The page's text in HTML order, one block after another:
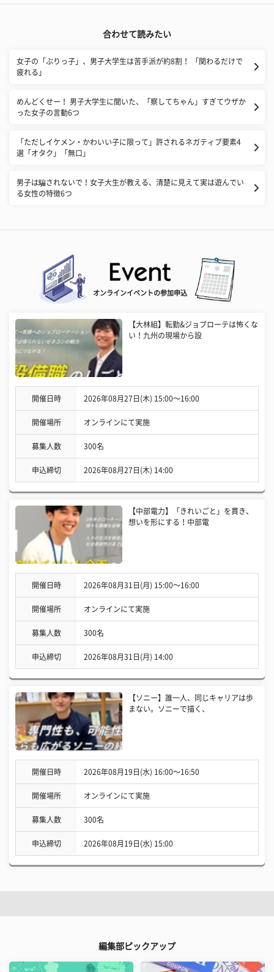
合わせて読みたい
女子の「ぶりっ子」、男子大学生は苦手派が約8割！ 「関わるだけで
疲れる」
めんどくせー！ 男子大学生に聞いた、「察してちゃん」すぎてウザか
った女子の言動6つ
​「ただしイケメン・かわいい子に限って」許されるネガティブ要素4
選「オタク」「無口」
男子は騙されないで！女子大生が教える、清楚に見えて実は遊んでい
る女性の特徴6つ
オンラインイベントの参加申込
【大林組】転勤&ジョブローテは怖くな
い！九州の現場から設
開催日時 2026年08月27日(木) 15:00〜16:00
開催場所 オンラインにて実施
募集人数 300名
申込締切 2026年08月27日(木) 14:00
【中部電力】「きれいごと」を貫き、
想いを形にする！中部電
開催日時 2026年08月31日(月) 15:00〜16:00
開催場所 オンラインにて実施
募集人数 300名
申込締切 2026年08月31日(月) 14:00
【ソニー】誰一人、同じキャリアは歩
まない。ソニーで描く、
開催日時 2026年08月19日(水) 16:00〜16:50
開催場所 オンラインにて実施
募集人数 300名
申込締切 2026年08月19日(水) 15:00
編集部ピックアップ